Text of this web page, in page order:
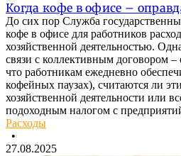
Когда кофе в офисе –
До сих пор Служба
кофе в офисе для работников
хозяйственной деятельностью.
связи с коллективным договором
что работникам ежедневно
кофейных паузах), считаются ли
хозяйственной деятельности или
подоходным налогом с
Расходы
•
27.08.2025